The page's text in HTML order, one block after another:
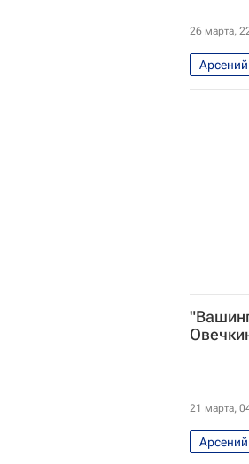
26 марта,
21 марта,